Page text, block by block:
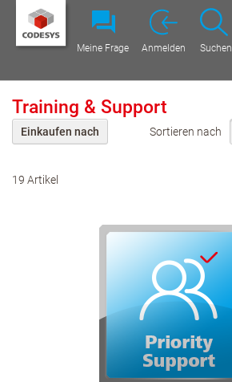
Suchen
Meine Frage Anmelden
Training & Support
19 Artikel
Sortieren nach
Einkaufen nach